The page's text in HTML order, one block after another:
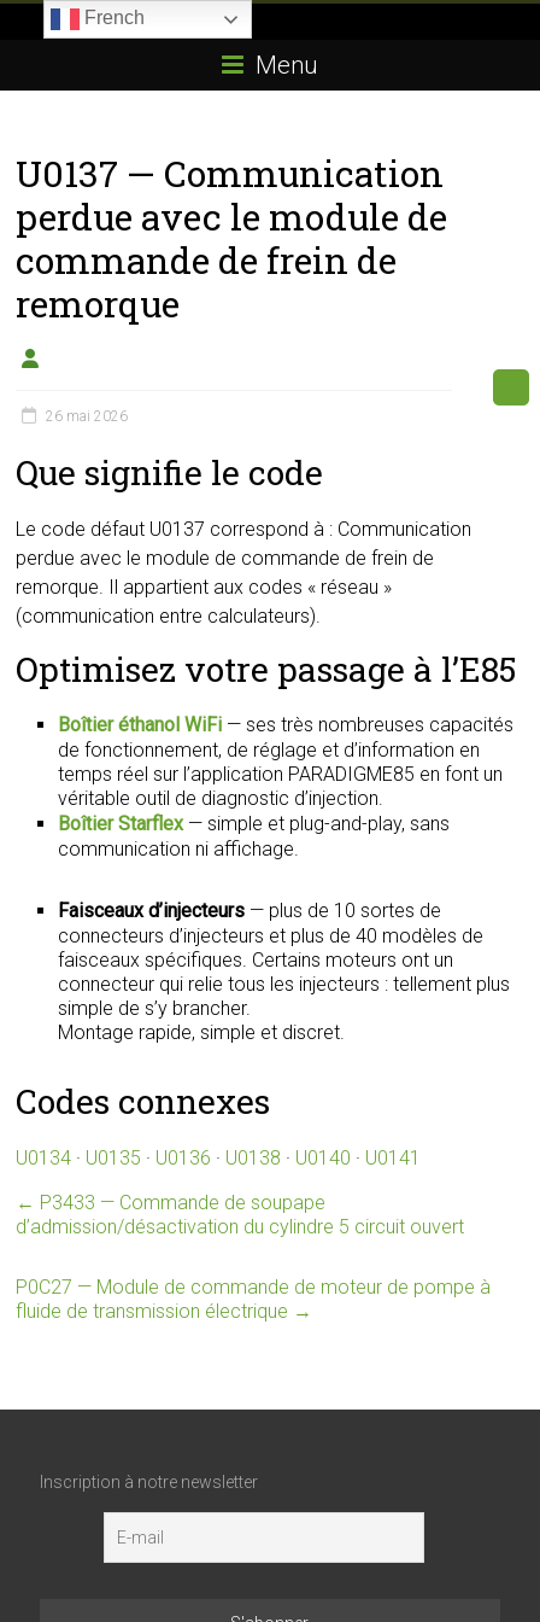
E85.com
passion
boîtier
éthanol
Menu
U0137 — Communication
perdue avec le module de
commande de frein de
remorque
26 mai 2026
Que signifie le code
Le code défaut U0137 correspond à : Communication
perdue avec le module de commande de frein de
remorque. Il appartient aux codes « réseau »
(communication entre calculateurs).
Optimisez votre passage à l’E85
Boîtier éthanol WiFi — ses très nombreuses capacités
de fonctionnement, de réglage et d’information en
temps réel sur l’application PARADIGME85 en font un
véritable outil de diagnostic d’injection.
Boîtier Starflex— simple et plug-and-play, sans
communication ni affichage.
Faisceaux d’injecteurs — plus de 10 sortes de
connecteurs d’injecteurs et plus de 40 modèles de
faisceaux spécifiques. Certains moteurs ont un
connecteur qui relie tous les injecteurs : tellement plus
simple de s’y brancher.
Montage rapide, simple et discret.
Codes connexes
U0134 · U0135 · U0136 · U0138 · U0140 · U0141
← P3433 — Commande de soupape
d’admission/désactivation du cylindre 5 circuit ouvert
P0C27 — Module de commande de moteur de pompe à
fluide de transmission électrique →
Inscription à notre newsletter
French